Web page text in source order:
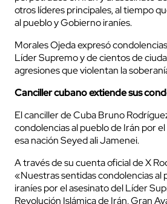
otros líderes principales, al tiempo
al pueblo y Gobierno iraníes.
Morales Ojeda expresó
Líder Supremo y de cientos de
agresiones que violentan la
Canciller cubano extiende sus
El canciller de Cuba Bruno
condolencias al pueblo de Irán por
esa nación Seyed ali Jamenei.
A través de su cuenta oficial de X
«Nuestras sentidas condolencias al
iraníes por el asesinato del Líder
Revolución Islámica de Irán, Gran